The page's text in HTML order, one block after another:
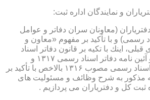
و نمایندگان اداره ثبت:
(معاونان سران دفاتر و عوامل
رسمی) و با تأكید بر مفهوم «معاون و
اینك با تكیه بر قانون دفاتر اسناد
رسمی مصوب ۱۳۱۶ و آئین نامه دفاتر اسناد رسمی ۱۳۱۷ و
نظامنامه قانون دفاتر اسناد رسمی مصوب ۱۳۱۶ بالاخص با تأكید بر
نظامنامه مذكور به شرح وظائف و مسئولیت های
ثبت كل و دفتریاران می پردازیم .